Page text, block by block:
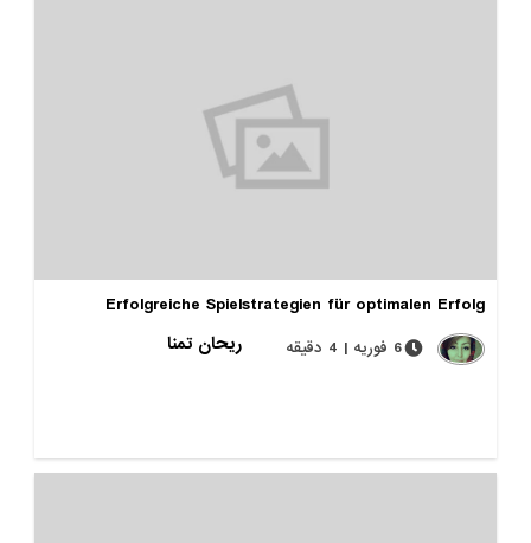
Erfolgreiche Spielstrategien für optimalen Erfolg
ریحان تمنا
6 فوریه | 4 دقیقه